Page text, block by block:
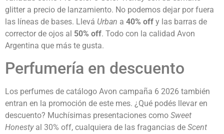
glitter a precio de lanzamiento. No podemos dejar por fuera
las líneas de bases. Llevá Urban a 40% off y las barras de
corrector de ojos al 50% off. Todo con la calidad Avon
Argentina que más te gusta.
Perfumería en descuento
Los perfumes de catálogo Avon campaña 6 2026 también
entran en la promoción de este mes. ¿Qué podés llevar en
descuento? Muchísimas presentaciones como Sweet
Honestyal 30% off, cualquiera de las fragancias de Scent